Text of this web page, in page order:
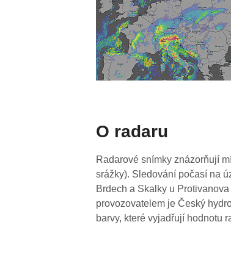
O radaru
Radarové snímky znázorňují
srážky). Sledování počasí na
Brdech a Skalky u
provozovatelem je Český
barvy, které vyjadřují hodnotu